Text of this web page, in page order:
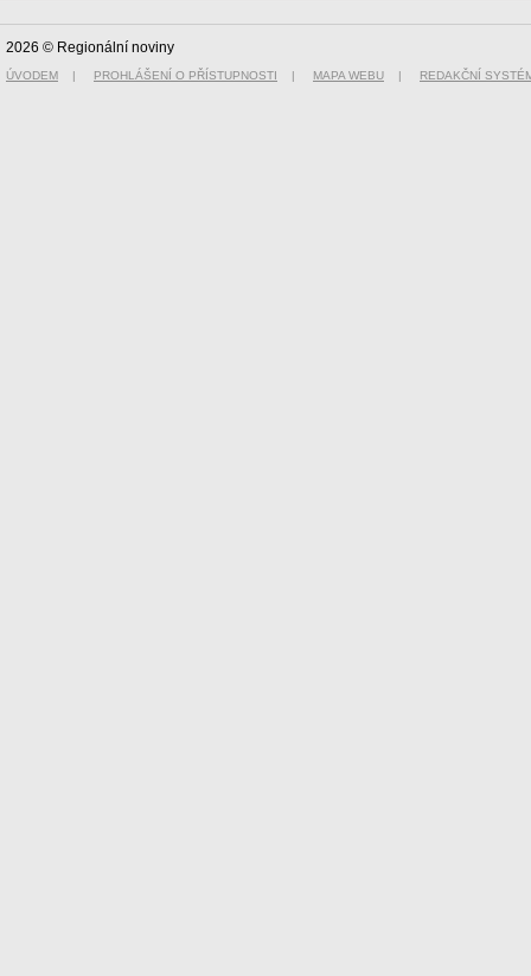
2026 © Regionální noviny
ÚVODEM | PROHLÁŠENÍ O PŘÍSTUPNOSTI | MAPA WEBU | REDAKČNÍ